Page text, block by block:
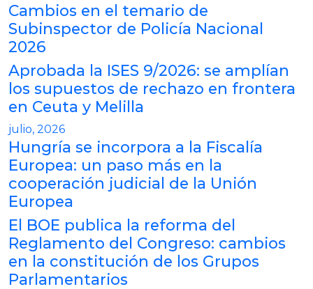
Cambios en el temario de
Subinspector de Policía Nacional
2026
Aprobada la ISES 9/2026: se amplían
los supuestos de rechazo en frontera
en Ceuta y Melilla
julio, 2026
Hungría se incorpora a la Fiscalía
Europea: un paso más en la
cooperación judicial de la Unión
Europea
El BOE publica la reforma del
Reglamento del Congreso: cambios
en la constitución de los Grupos
Parlamentarios